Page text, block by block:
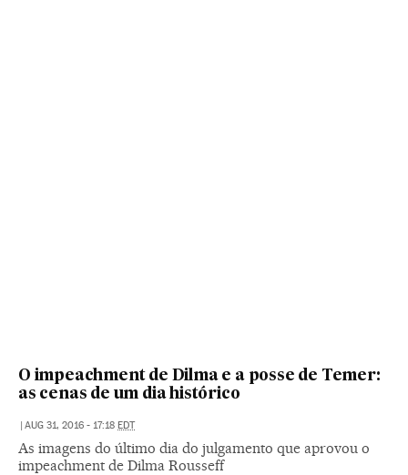
O impeachment de Dilma e a posse de Temer:
as cenas de um dia histórico
| AUG 31, 2016 - 17:18 EDT
As imagens do último dia do julgamento que aprovou o
impeachment de Dilma Rousseff